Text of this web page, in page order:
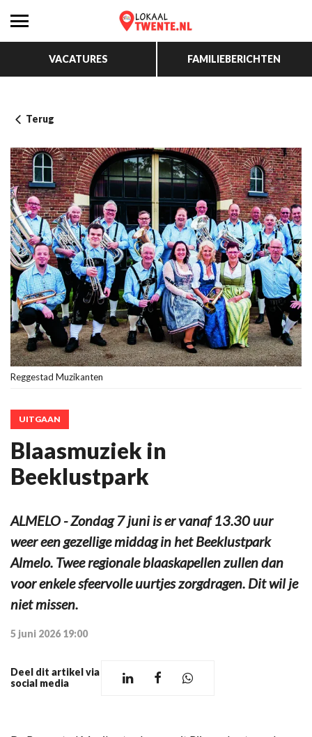
VACATURES FAMILIEBERICHTEN
Terug
Reggestad Muzikanten
UITGAAN
Blaasmuziek in
Beeklustpark
ALMELO - Zondag 7 juni is er vanaf 13.30 uur
weer een gezellige middag in het Beeklustpark
Almelo. Twee regionale blaaskapellen zullen dan
voor enkele sfeervolle uurtjes zorgdragen. Dit wil je
niet missen.
5 juni 2026 19:00
Deel dit artikel via
social media